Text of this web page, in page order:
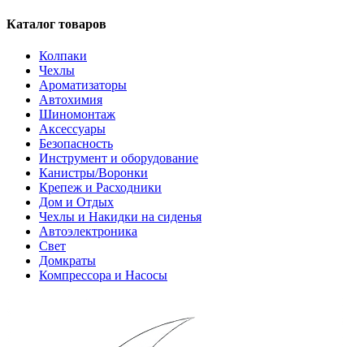
Каталог товаров
Колпаки
Чехлы
Ароматизаторы
Автохимия
Шиномонтаж
Аксессуары
Безопасность
Инструмент и оборудование
Канистры/Воронки
Крепеж и Расходники
Дом и Отдых
Чехлы и Накидки на сиденья
Автоэлектроника
Свет
Домкраты
Компрессора и Насосы